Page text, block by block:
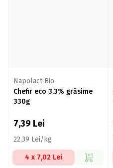
Napolact Bio
Chefir eco 3.3% grăsime
330g
7,39 Lei
22,39 Lei/kg
4 x 7,02 Lei